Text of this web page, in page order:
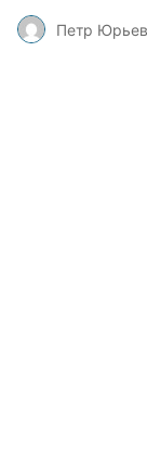
Петр Юрьев